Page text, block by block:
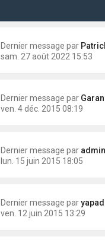
Dernier message par
sam. 27 août 2022 15:53
Dernier message par
ven. 4 déc. 2015 08:19
Dernier message par
lun. 15 juin 2015 18:05
Dernier message par
ven. 12 juin 2015 13:29